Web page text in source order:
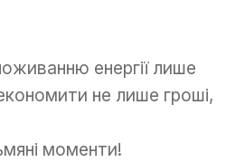
енергії лише
не лише гроші,
моменти!